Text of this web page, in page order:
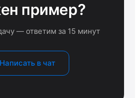
пример?
— ответим за 15 минут
Написать в чат